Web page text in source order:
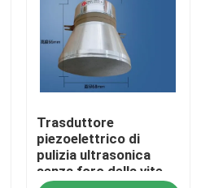
Trasduttore
piezoelettrico di
pulizia ultrasonica
senza foro della vite